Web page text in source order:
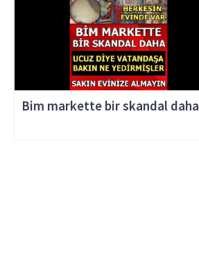
Bim markette bir skandal daha